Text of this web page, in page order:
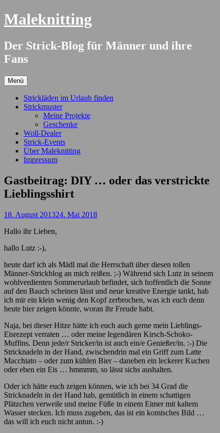
Springe
zum
Maleknitting
Der Strick-Blog für Männer und ihre
Fans
Menü
Strickläden im Urlaub finden
Strickmuster
Meine Projekte
Geschenke
Woll-Dealer
Strick-Events
Über Maleknitting
Impressum
Gastbeitrag: DIY … oder das verstrickte
Lieblingsshirt
18. August 201324. Mai 2018
Hallo ihr Lieben,
hallo Lutz :-),
heute darf ich als Mädl mal die Herrschaft über diesen tollen
Männer-Strickblog an mich reißen. ;-) Während sich Lutz in seinem
wohlverdienten Sommerurlaub befindet, sich hoffentlich die Sonne
auf den Bauch scheinen lässt und neue kreative Energie tankt, hab
ich mir ein klein wenig den Kopf zerbrochen, was ich euch denn
heute hier zeigen könnte, woran ihr Freude habt.
Naja, bei dieser Hitze hätte ich euch auch gerne mein Lieblings-
Eisrezept verraten … oder meine legendären Kirsch-Schoko-
Muffins. Denn jede/r Stricker/in ist auch ein/e Genießer/in. :-) Die
Stricknadeln in der Hand, zwischendrin mal ein Griff zum Latte
Macchiato – oder zum kühlen Bier – daneben ein leckerer Kuchen
oder eben ein Eis … hmmmm, so lässt sichs aushalten.
Oder ich hätte euch zeigen können, wie ich bei 34 Grad die
Stricknadeln in der Hand hab, gemütlich in einem schattigen
Plätzchen verweile und meine Füße in einem Eimer mit kaltem
Wasser stecken. Ich muss zugeben, das ist ein komisches Bild …
das will ich euch nicht antun. :-)